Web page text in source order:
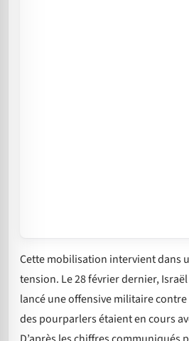
Cette mobilisation intervient dans
tension. Le 28 février dernier,
lancé une offensive militaire
des pourparlers étaient en cours